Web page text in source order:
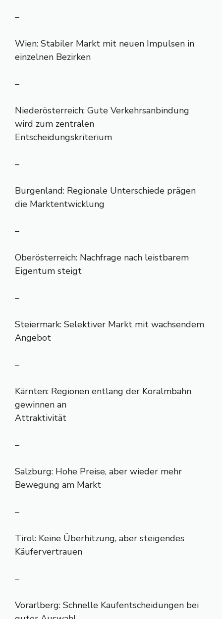
–
Wien: Stabiler Markt mit neuen Impulsen in
einzelnen Bezirken
–
Niederösterreich: Gute Verkehrsanbindung
wird zum zentralen
Entscheidungskriterium
–
Burgenland: Regionale Unterschiede prägen
die Marktentwicklung
–
Oberösterreich: Nachfrage nach leistbarem
Eigentum steigt
–
Steiermark: Selektiver Markt mit wachsendem
Angebot
–
Kärnten: Regionen entlang der Koralmbahn
gewinnen an
Attraktivität
–
Salzburg: Hohe Preise, aber wieder mehr
Bewegung am Markt
–
Tirol: Keine Überhitzung, aber steigendes
Käufervertrauen
–
Vorarlberg: Schnelle Kaufentscheidungen bei